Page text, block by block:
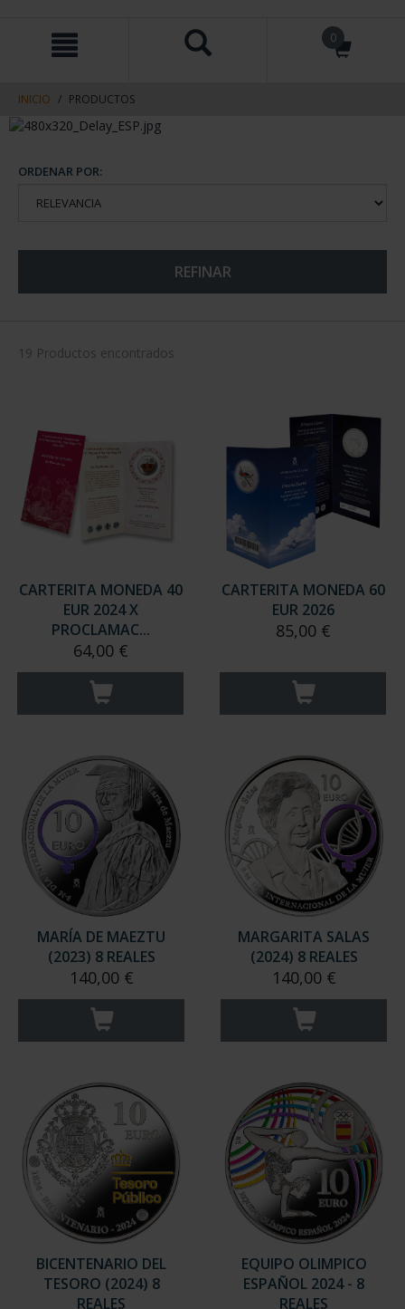
contenido
navegacin
0
INICIO PRODUCTOS
ORDENAR POR:
REFINAR
19 Productos encontrados
CARTERITA MONEDA 40
EUR 2024 X
PROCLAMAC...
64,00 €
CARTERITA MONEDA 60
EUR 2026
85,00 €
MARÍA DE MAEZTU
(2023) 8 REALES
140,00 €
MARGARITA SALAS
(2024) 8 REALES
140,00 €
BICENTENARIO DEL
TESORO (2024) 8
REALES
EQUIPO OLIMPICO
ESPAÑOL 2024 - 8
REALES